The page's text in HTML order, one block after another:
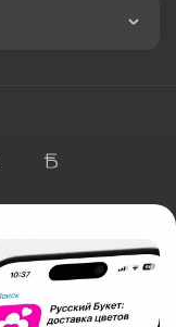
в Сургуте
«Технология»